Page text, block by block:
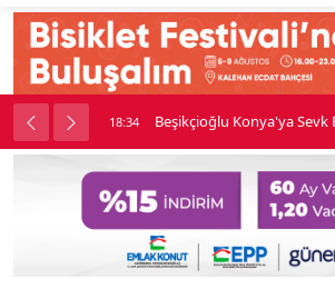
girdi 18:34 Beşikçioğlu Konya'ya Sevk